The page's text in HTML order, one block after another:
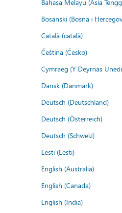
Bahasa Melayu (Asia
Bosanski (Bosna i
Català (català)
Čeština (Česko)
Cymraeg (Y Deyrnas
Dansk (Danmark)
Deutsch (Deutschland)
Deutsch (Österreich)
Deutsch (Schweiz)
Eesti (Eesti)
English (Australia)
English (Canada)
English (India)